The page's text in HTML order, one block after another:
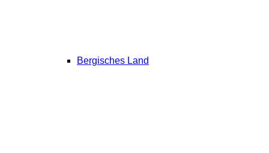
Bergisches Land